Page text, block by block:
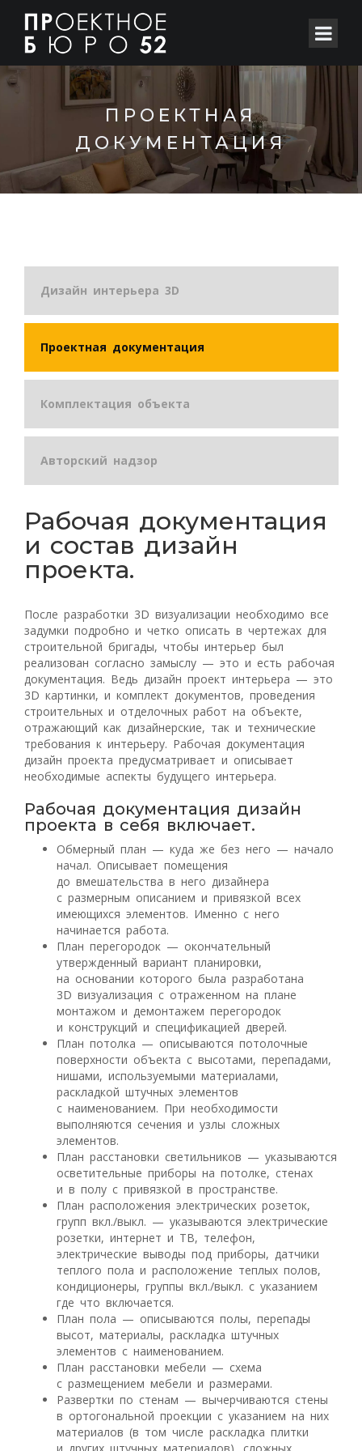
ПРОЕКТНАЯ
ДОКУМЕНТАЦИЯ
Дизайн интерьера 3D
Проектная документация
Комплектация объекта
Авторский надзор
Рабочая документация
и состав дизайн
проекта.
После разработки 3D визуализации необходимо все
задумки подробно и четко описать в чертежах для
строительной бригады, чтобы интерьер был
реализован согласно замыслу — это и есть рабочая
документация. Ведь дизайн проект интерьера — это
3D картинки, и комплект документов, проведения
строительных и отделочных работ на объекте,
отражающий как дизайнерские, так и технические
требования к интерьеру. Рабочая документация
дизайн проекта предусматривает и описывает
необходимые аспекты будущего интерьера.
Рабочая документация дизайн
проекта в себя включает.
Обмерный план — куда же без него — начало
начал. Описывает помещения
до вмешательства в него дизайнера
с размерным описанием и привязкой всех
имеющихся элементов. Именно с него
начинается работа.
План перегородок — окончательный
утвержденный вариант планировки,
на основании которого была разработана
3D визуализация с отраженном на плане
монтажом и демонтажем перегородок
и конструкций и спецификацией дверей.
План потолка — описываются потолочные
поверхности объекта с высотами, перепадами,
нишами, используемыми материалами,
раскладкой штучных элементов
с наименованием. При необходимости
выполняются сечения и узлы сложных
элементов.
План расстановки светильников — указываются
осветительные приборы на потолке, стенах
и в полу с привязкой в пространстве.
План расположения электрических розеток,
групп вкл./выкл. — указываются электрические
розетки, интернет и ТВ, телефон,
электрические выводы под приборы, датчики
теплого пола и расположение теплых полов,
кондиционеры, группы вкл./выкл. с указанием
где что включается.
План пола — описываются полы, перепады
высот, материалы, раскладка штучных
элементов с наименованием.
План расстановки мебели — схема
с размещением мебели и размерами.
Развертки по стенам — вычерчиваются стены
в ортогональной проекции с указанием на них
материалов (в том числе раскладка плитки